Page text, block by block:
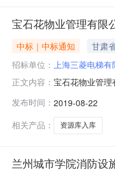
宝石花物业管理有限
中标｜中标通知
甘肃
招标单位： 上海三菱电梯
正文内容： 宝石花物业管理
电梯有限公司
78.8656甘肃巨人
发布时间： 2019-08-22
相关产品：
资源库入库
兰州城市学院消防设